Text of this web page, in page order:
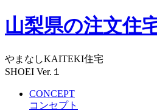
山梨県の注文住
やまなしKAITEKI住宅
SHOEI Ver.１
CONCEPT
コンセプト